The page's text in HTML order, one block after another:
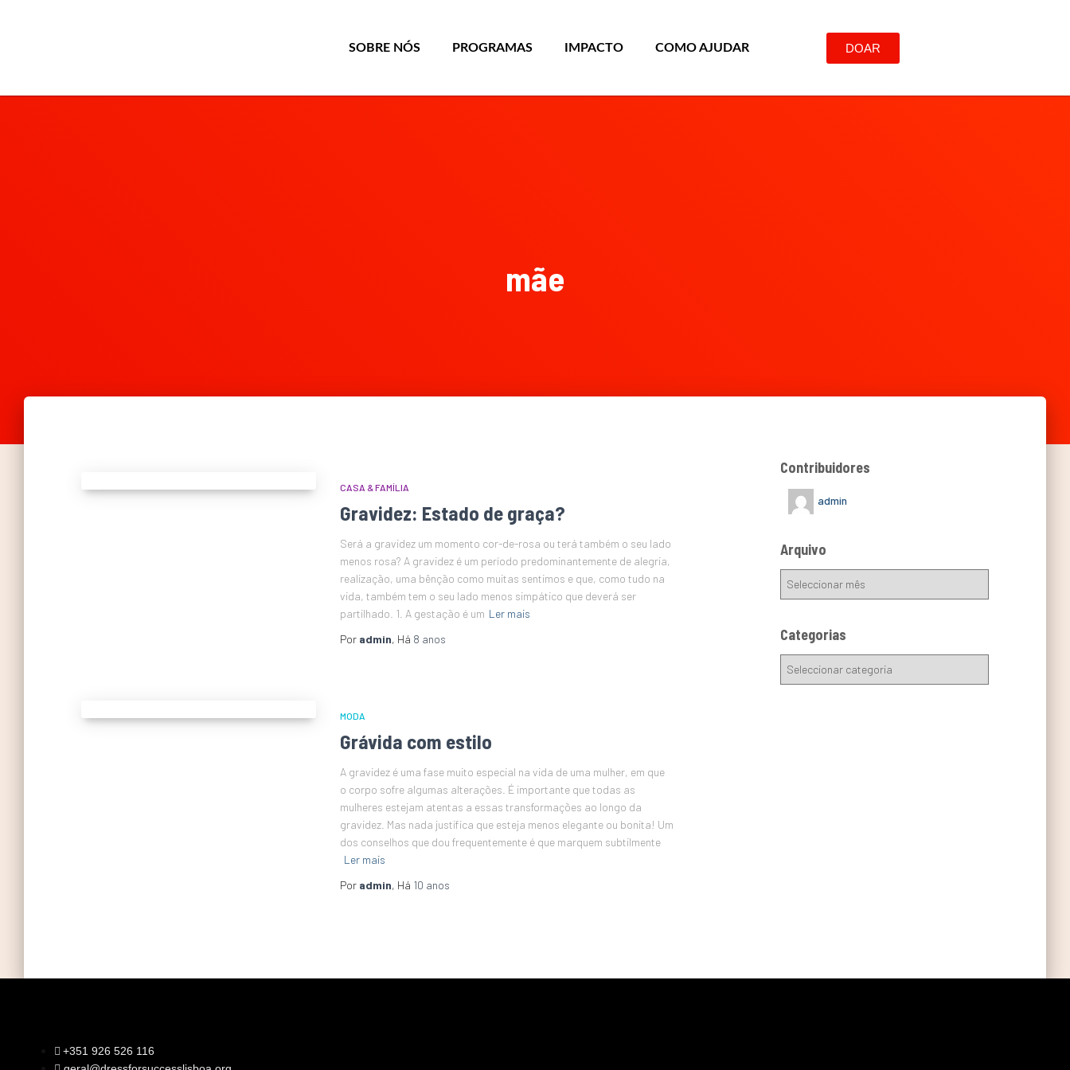
SOBRE NÓS PROGRAMAS IMPACTO COMO AJUDAR DOAR
mãe
CASA & FAMÍLIA
Gravidez: Estado de graça?
Será a gravidez um momento cor-de-rosa ou terá também o seu lado
menos rosa? A gravidez é um período predominantemente de alegria,
realização, uma bênção como muitas sentimos e que, como tudo na
vida, também tem o seu lado menos simpático que deverá ser
partilhado. 1. A gestação é um Ler mais
Por admin, Há 8 anos
MODA
Grávida com estilo
A gravidez é uma fase muito especial na vida de uma mulher, em que
o corpo sofre algumas alterações. É importante que todas as
mulheres estejam atentas a essas transformações ao longo da
gravidez. Mas nada justifica que esteja menos elegante ou bonita! Um
dos conselhos que dou frequentemente é que marquem subtilmente
Ler mais
Por admin, Há 10 anos
Contribuidores
admin
Arquivo
Categorias
+351 926 526 116